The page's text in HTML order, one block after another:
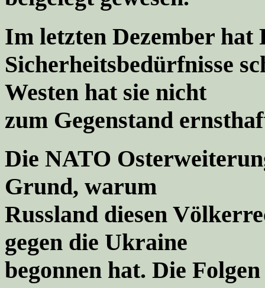
Im letzten Dezember hat
Sicherheitsbedürfnisse
Westen hat sie nicht
zum Gegenstand
Die NATO
Grund, warum
Russland diesen
gegen die Ukraine
begonnen hat. Die